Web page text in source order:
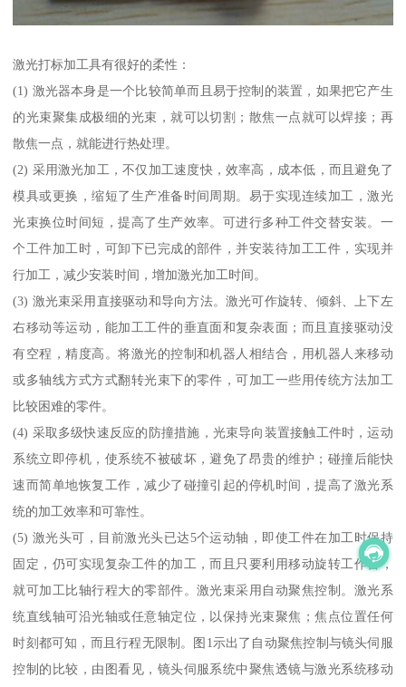
激光打标加工具有很好的柔性：
(1) 激光器本身是一个比较简单而且易于控制的装置，如果把它产生
的光束聚集成极细的光束，就可以切割；散焦一点就可以焊接；再
散焦一点，就能进行热处理。
(2) 采用激光加工，不仅加工速度快，效率高，成本低，而且避免了
模具或更换，缩短了生产准备时间周期。易于实现连续加工，激光
光束换位时间短，提高了生产效率。可进行多种工件交替安装。一
个工件加工时，可卸下已完成的部件，并安装待加工工件，实现并
行加工，减少安装时间，增加激光加工时间。
(3) 激光束采用直接驱动和导向方法。激光可作旋转、倾斜、上下左
右移动等运动，能加工工件的垂直面和复杂表面；而且直接驱动没
有空程，精度高。将激光的控制和机器人相结合，用机器人来移动
或多轴线方式方式翻转光束下的零件，可加工一些用传统方法加工
比较困难的零件。
(4) 采取多级快速反应的防撞措施，光束导向装置接触工件时，运动
系统立即停机，使系统不被破坏，避免了昂贵的维护；碰撞后能快
速而简单地恢复工作，减少了碰撞引起的停机时间，提高了激光系
统的加工效率和可靠性。
(5) 激光头可，目前激光头已达5个运动轴，即使工件在加工时保持
固定，仍可实现复杂工件的加工，而且只要利用移动旋转工作台，
就可加工比轴行程大的零部件。激光束采用自动聚焦控制。激光系
统直线轴可沿光轴或任意轴定位，以保持光束聚焦；焦点位置任何
时刻都可知，而且行程无限制。图1示出了自动聚焦控制与镜头伺服
控制的比较，由图看见，镜头伺服系统中聚焦透镜与激光系统移动